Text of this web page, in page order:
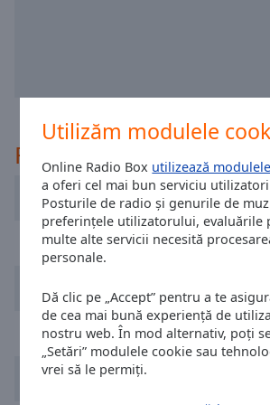
Utilizăm modulele
Online Radio Box utilizează
a oferi cel mai bun serviciu
Posturile de radio și genurile de
preferințele utilizatorului, evaluările
multe alte servicii necesită
personale.
Dă clic pe „Accept” pentru a te
de cea mai bună experiență de
nostru web. În mod alternativ, poți
„Setări” modulele cookie sau
vrei să le permiți.
Picture-
Picture
Fullscreen
This
modal
window.
Beginning
window.
Escape
Recomandat
Dublin's Q102
FM104 Radio
RTÉ Radio 1
Today FM